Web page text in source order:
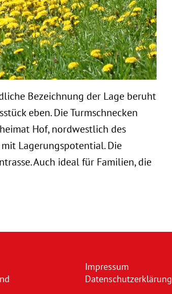
Bezeichnung der Lage beruht
eben. Die Turmschnecken
Hof, nordwestlich des
Lagerungspotential. Die
Auch ideal für Familien, die
Impressum
Datenschutzerklärung